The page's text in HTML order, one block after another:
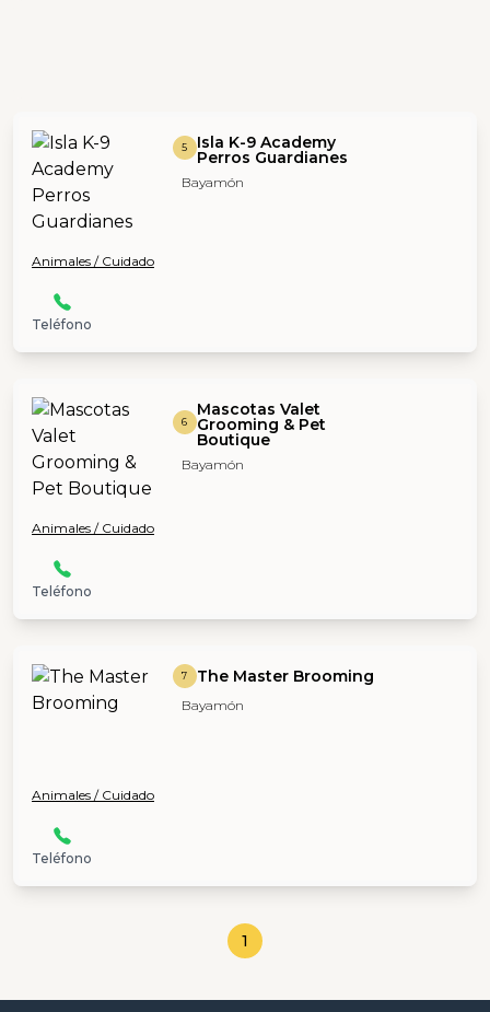
5 Isla K-9 Academy
Perros Guardianes
Bayamón
Animales / Cuidado
Teléfono
6
Mascotas Valet
Grooming & Pet
Boutique
Bayamón
Animales / Cuidado
Teléfono
7 The Master Brooming
Bayamón
Animales / Cuidado
Teléfono
1